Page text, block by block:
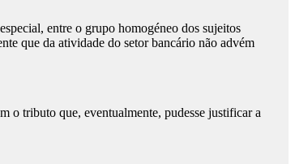
entre o grupo homogéneo dos sujeitos
que da atividade do setor bancário não advém
o tributo que, eventualmente, pudesse justificar a